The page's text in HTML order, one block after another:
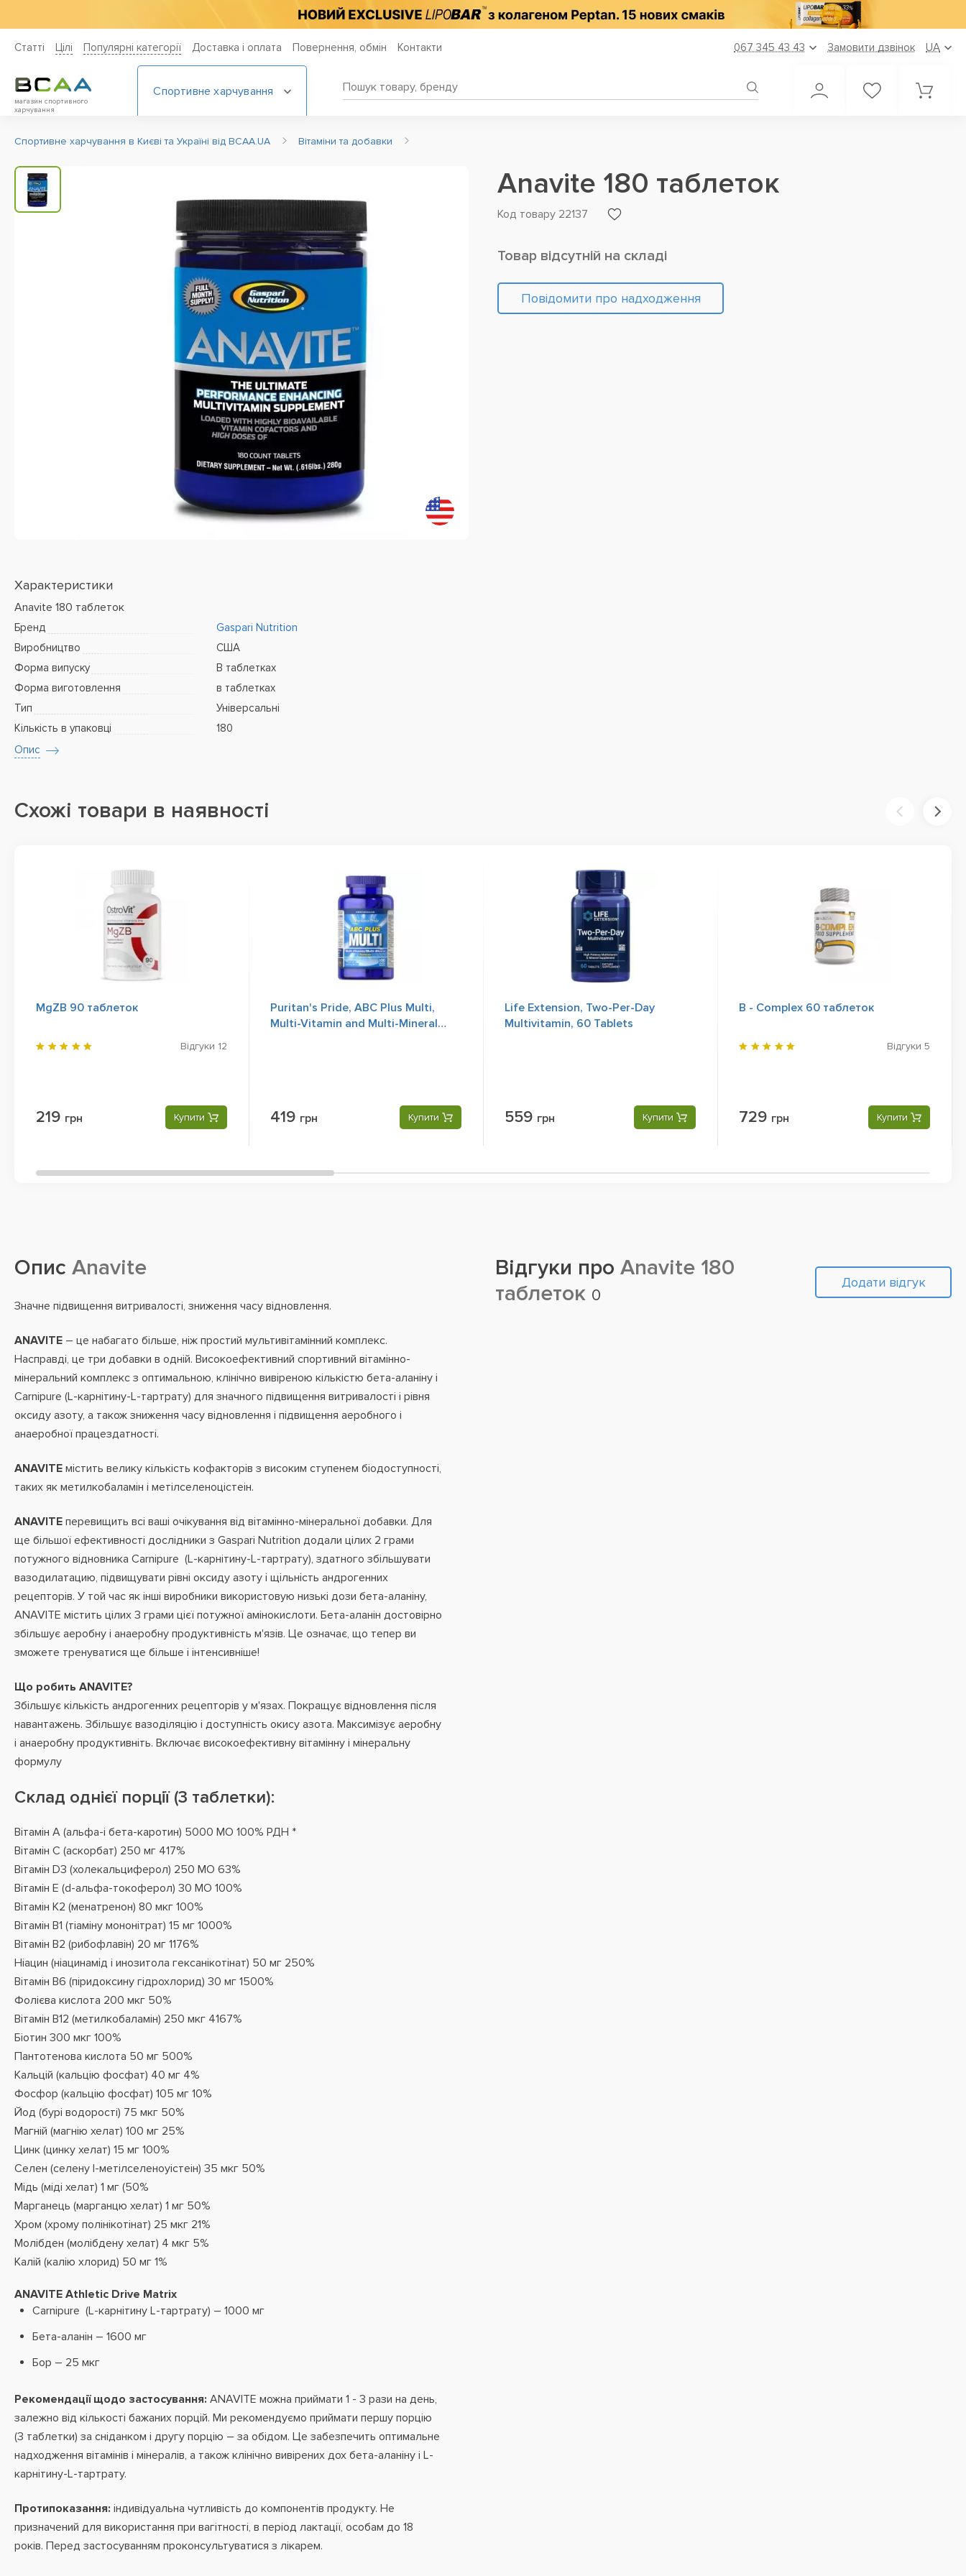
Статті Цiлi Популярні категорії Доставка і оплата Повернення, обмін Контакти 067 345 43 43 Замовити дзвінок UA
магазин спортивного
харчування
Спортивне харчування
Спортивне харчування в Києві та Україні від BCAA.UA Вітаміни та добавки
Характеристики
Anavite 180 таблеток
Бренд
Gaspari Nutrition
Виробництво
США
Форма випуску
В таблетках
Форма виготовлення
в таблетках
Тип
Універсальні
Кількість в упаковці
180
Опис
Anavite 180 таблеток
Код товару 22137
Товар відсутній на складі
Повідомити про надходження
Схожі товари в наявності
MgZB 90 таблеток
Відгуки 12
219 грн Купити
Puritan's Pride, ABC Plus Multi,
Multi-Vitamin and Multi-Mineral
419 грн Купити
Life Extension, Two-Per-Day
Multivitamin, 60 Tablets
559 грн Купити
B - Complex 60 таблеток
Відгуки 5
729 грн Купити
Опис Anavite
Значне підвищення витривалості, зниження часу відновлення.
ANAVITE – це набагато більше, ніж простий мультивітамінний комплекс.
Насправді, це три добавки в одній. Високоефективний спортивний вітамінно-
мінеральний комплекс з оптимальною, клінічно вивіреною кількістю бета-аланіну і
Carnipure (L-карнітину-L-тартрату) для значного підвищення витривалості і рівня
оксиду азоту, а також зниження часу відновлення і підвищення аеробного і
анаеробної працездатності.
ANAVITE містить велику кількість кофакторів з високим ступенем біодоступності,
таких як метилкобаламін і метілселеноцістеін.
ANAVITE перевищить всі ваші очікування від вітамінно-мінеральної добавки. Для
ще більшої ефективності дослідники з Gaspari Nutrition додали цілих 2 грами
потужного відновника Carnipure (L-карнітину-L-тартрату), здатного збільшувати
вазодилатацию, підвищувати рівні оксиду азоту і щільність андрогенних
рецепторів. У той час як інші виробники використовую низькі дози бета-аланіну,
ANAVITE містить цілих 3 грами цієї потужної амінокислоти. Бета-аланін достовірно
збільшує аеробну і анаеробну продуктивність м'язів. Це означає, що тепер ви
зможете тренуватися ще більше і інтенсивніше!
Що робить ANAVITE?
Збільшує кількість андрогенних рецепторів у м'язах. Покращує відновлення після
навантажень. Збільшує вазоділяцію і доступність окису азота. Максимізує аеробну
і анаеробну продуктивніть. Включає високоефективну вітамінну і мінеральну
формулу
Склад однієї порції (3 таблетки):
Вітамін А (альфа-і бета-каротин) 5000 МО 100% РДН *
Вітамін С (аскорбат) 250 мг 417%
Вітамін D3 (холекальциферол) 250 МО 63%
Вітамін Е (d-альфа-токоферол) 30 МО 100%
Вітамін К2 (менатренон) 80 мкг 100%
Вітамін В1 (тіаміну мононітрат) 15 мг 1000%
Вітамін В2 (рибофлавін) 20 мг 1176%
Ніацин (ніацинамід і инозитола гексанікотінат) 50 мг 250%
Вітамін В6 (піридоксину гідрохлорид) 30 мг 1500%
Фолієва кислота 200 мкг 50%
Вітамін В12 (метилкобаламін) 250 мкг 4167%
Біотин 300 мкг 100%
Пантотенова кислота 50 мг 500%
Кальцій (кальцію фосфат) 40 мг 4%
Фосфор (кальцію фосфат) 105 мг 10%
Йод (бурі водорості) 75 мкг 50%
Магній (магнію хелат) 100 мг 25%
Цинк (цинку хелат) 15 мг 100%
Селен (селену l-метілселеноуістеін) 35 мкг 50%
Мідь (міді хелат) 1 мг (50%
Марганець (марганцю хелат) 1 мг 50%
Хром (хрому полінікотінат) 25 мкг 21%
Молібден (молібдену хелат) 4 мкг 5%
Калій (калію хлорид) 50 мг 1%
ANAVITE Athletic Drive Matrix
Carnipure (L-карнітину L-тартрату) – 1000 мг
Бета-аланін – 1600 мг
Бор – 25 мкг
Рекомендації щодо застосування: ANAVITE можна приймати 1 - 3 рази на день,
залежно від кількості бажаних порцій. Ми рекомендуємо приймати першу порцію
(3 таблетки) за сніданком і другу порцію – за обідом. Це забезпечить оптимальне
надходження вітамінів і мінералів, а також клінічно вивірених дох бета-аланіну і L-
карнітину-L-тартрату.
Протипоказання: індивідуальна чутливість до компонентів продукту. Не
призначений для використання при вагітності, в період лактації, особам до 18
років. Перед застосуванням проконсультуватися з лікарем.
Відгуки про Anavite 180
таблеток 0
Додати відгук